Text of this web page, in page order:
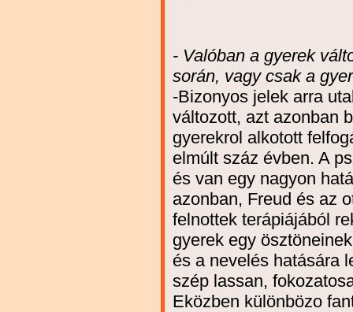
- Valóban a gyerek
során, vagy csak a
-Bizonyos jelek arra
változott, azt azonban
gyerekrol alkotott
elmúlt száz évben. A
és van egy nagyon
azonban, Freud és az
felnottek terápiájából
gyerek egy
és a nevelés hatására
szép lassan,
Eközben különbözo